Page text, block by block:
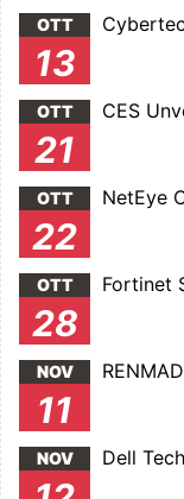
OTT
13
OTT
21
CES
OTT
22
NetEye
OTT
28
Fortinet
NOV
11
NOV Dell